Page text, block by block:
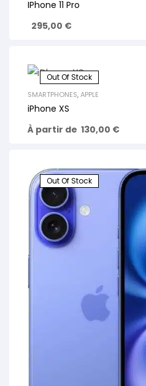
IPhone 11 Pro
295,00 €
Out Of Stock
SMARTPHONES,APPLE
iPhone XS
À partir de 130,00 €
Out Of Stock